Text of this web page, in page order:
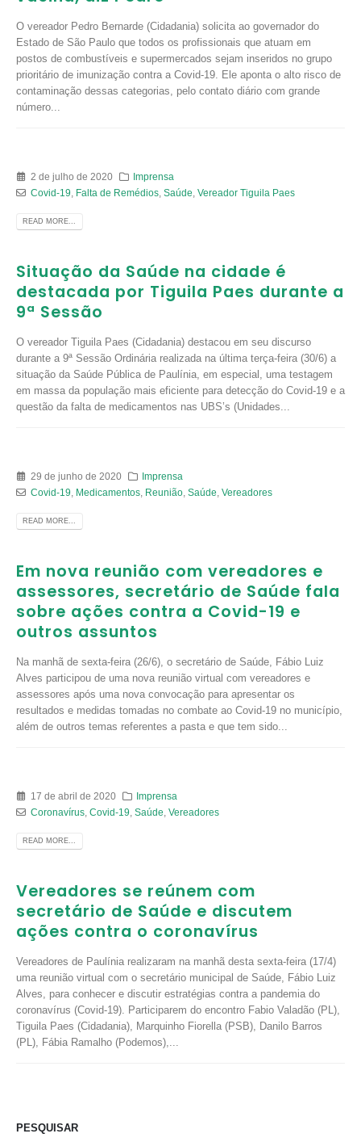
O vereador Pedro Bernarde (Cidadania) solicita ao governador do
Estado de São Paulo que todos os profissionais que atuam em
postos de combustíveis e supermercados sejam inseridos no grupo
prioritário de imunização contra a Covid-19. Ele aponta o alto risco de
contaminação dessas categorias, pelo contato diário com grande
número...
2 de julho de 2020
Imprensa
Covid-19
Falta de Remédios, Saúde Vereador Tiguila Paes
READ MORE...
Situação da Saúde na cidade é
destacada por Tiguila Paes durante a
9ª Sessão
O vereador Tiguila Paes (Cidadania) destacou em seu discurso
durante a 9ª Sessão Ordinária realizada na última terça-feira (30/6) a
situação da Saúde Pública de Paulínia, em especial, uma testagem
em massa da população mais eficiente para detecção do Covid-19 e a
questão da falta de medicamentos nas UBS’s (Unidades...
29 de junho de 2020
Imprensa
Covid-19
Medicamentos, Reunião, Saúde Vereadores
READ MORE...
Em nova reunião com vereadores e
assessores, secretário de Saúde fala
sobre ações contra a Covid-19 e
outros assuntos
Na manhã de sexta-feira (26/6), o secretário de Saúde, Fábio Luiz
Alves participou de uma nova reunião virtual com vereadores e
assessores após uma nova convocação para apresentar os
resultados e medidas tomadas no combate ao Covid-19 no município,
além de outros temas referentes a pasta e que tem sido...
17 de abril de 2020
Imprensa
Coronavírus, Covid-19 Saúde Vereadores
READ MORE...
Vereadores se reúnem com
secretário de Saúde e discutem
ações contra o coronavírus
Vereadores de Paulínia realizaram na manhã desta sexta-feira (17/4)
uma reunião virtual com o secretário municipal de Saúde, Fábio Luiz
Alves, para conhecer e discutir estratégias contra a pandemia do
coronavírus (Covid-19). Participarem do encontro Fabio Valadão (PL),
Tiguila Paes (Cidadania), Marquinho Fiorella (PSB), Danilo Barros
(PL), Fábia Ramalho (Podemos),...
PESQUISAR